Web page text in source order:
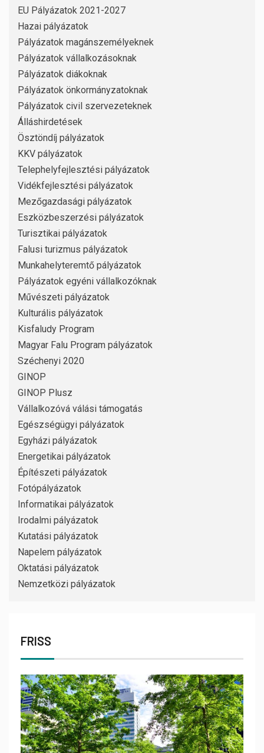
EU Pályázatok 2021-2027
Hazai pályázatok
Pályázatok magánszemélyeknek
Pályázatok vállalkozásoknak
Pályázatok diákoknak
Pályázatok önkormányzatoknak
Pályázatok civil szervezeteknek
Álláshirdetések
Ösztöndíj pályázatok
KKV pályázatok
Telephelyfejlesztési pályázatok
Vidékfejlesztési pályázatok
Mezőgazdasági pályázatok
Eszközbeszerzési pályázatok
Turisztikai pályázatok
Falusi turizmus pályázatok
Munkahelyteremtő pályázatok
Pályázatok egyéni vállalkozóknak
Művészeti pályázatok
Kulturális pályázatok
Kisfaludy Program
Magyar Falu Program pályázatok
Széchenyi 2020
GINOP
GINOP Plusz
Vállalkozóvá válási támogatás
Egészségügyi pályázatok
Egyházi pályázatok
Energetikai pályázatok
Építészeti pályázatok
Fotópályázatok
Informatikai pályázatok
Irodalmi pályázatok
Kutatási pályázatok
Napelem pályázatok
Oktatási pályázatok
Nemzetközi pályázatok
FRISS